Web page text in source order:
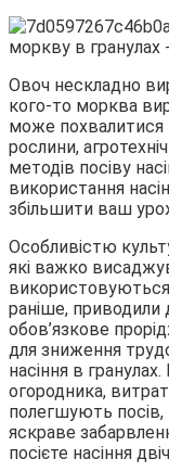
Овоч нескладно
кого-то морква
може похвалитися
рослини,
методів посіву
використання
збільшити ваш
Особливістю
які важко
використовуються
раніше, приводили
обов’язкове
для зниження
насіння в
огородника,
полегшують посів,
яскраве
посієте насіння